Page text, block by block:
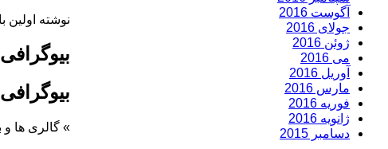
آگوست 2016
جولای 2016
ژوئن 2016
می 2016
آوریل 2016
مارس 2016
فوریه 2016
ژانویه 2016
دسامبر 2015
نوشته اولین
» گالری ها و